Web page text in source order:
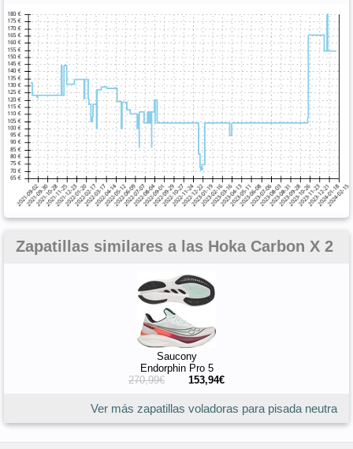
Zapatillas similares a las Hoka Carbon X 2
Saucony
Endorphin Pro 5
270,99€
153,94€
Ver más zapatillas voladoras para pisada neutra